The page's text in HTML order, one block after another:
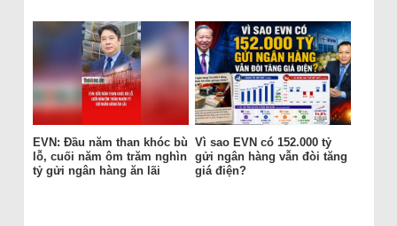
EVN: Đầu năm than khóc bù
lỗ, cuối năm ôm trăm nghìn
tỷ gửi ngân hàng ăn lãi
Vì sao EVN có 152.000 tỷ
gửi ngân hàng vẫn đòi tăng
giá điện?